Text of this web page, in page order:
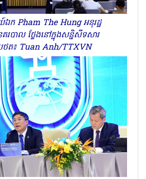
ឯក Pham The Hung អនុរដ្ឋ
គរបាល ថ្លែងនៅក្នុងសន្និសីទសារ
ថត៖ Tuan Anh/TTXVN